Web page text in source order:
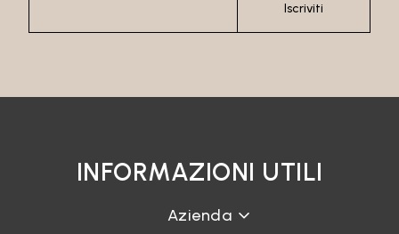
Iscriviti
INFORMAZIONI UTILI
Azienda